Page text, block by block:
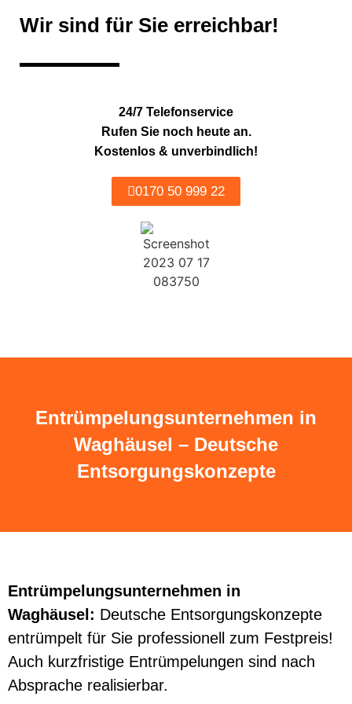
Datenschutz ist gelesen und akzeptiert!
Wir sind für Sie erreichbar!
24/7 Telefonservice
Rufen Sie noch heute an.
Kostenlos & unverbindlich!
0170 50 999 22
Entrümpelungsunternehmen in
Waghäusel – Deutsche
Entsorgungskonzepte
Entrümpelungsunternehmen in
Waghäusel: Deutsche Entsorgungskonzepte
entrümpelt für Sie professionell zum Festpreis!
Auch kurzfristige Entrümpelungen sind nach
Absprache realisierbar.